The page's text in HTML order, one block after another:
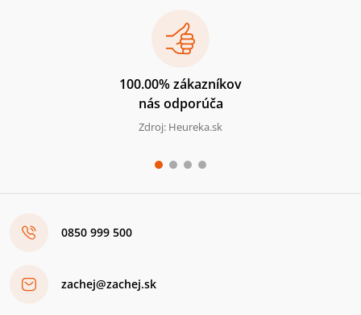
100.00% zákazníkov
nás odporúča
Zdroj: Heureka.sk
0850 999 500
zachej@zachej.sk